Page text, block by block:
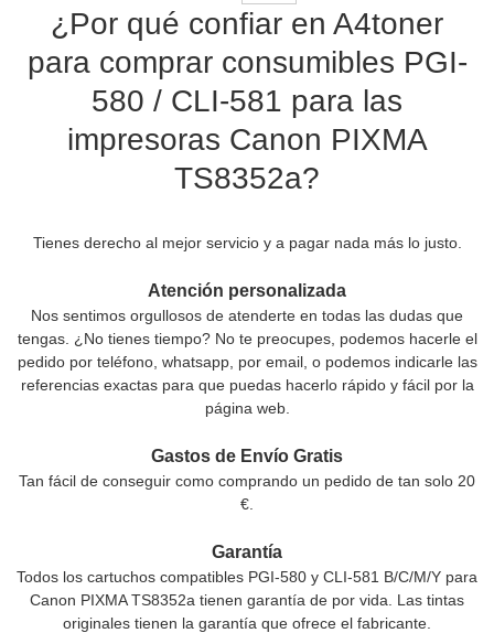
¿Por qué confiar en A4toner
para comprar consumibles PGI-
580 / CLI-581 para las
impresoras Canon PIXMA
TS8352a?
Tienes derecho al mejor servicio y a pagar nada más lo justo.
Atención personalizada
Nos sentimos orgullosos de atenderte en todas las dudas que
tengas. ¿No tienes tiempo? No te preocupes, podemos hacerle el
pedido por teléfono, whatsapp, por email, o podemos indicarle las
referencias exactas para que puedas hacerlo rápido y fácil por la
página web.
Gastos de Envío Gratis
Tan fácil de conseguir como comprando un pedido de tan solo 20
€.
Garantía
Todos los cartuchos compatibles PGI-580 y CLI-581 B/C/M/Y para
Canon PIXMA TS8352a tienen garantía de por vida. Las tintas
originales tienen la garantía que ofrece el fabricante.